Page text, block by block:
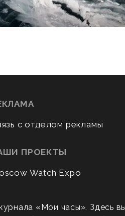
с отделом рекламы
ПРОЕКТЫ
Watch Expo
«Мои часы». Здесь